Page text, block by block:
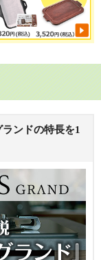
ランドの特長を1